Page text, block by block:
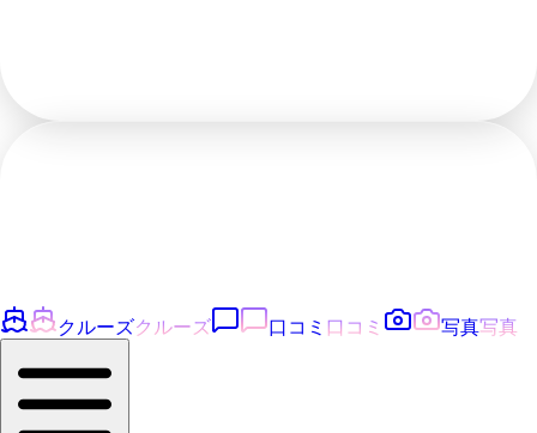
クルーズクルーズ 口コミ 口コミ 写真写真